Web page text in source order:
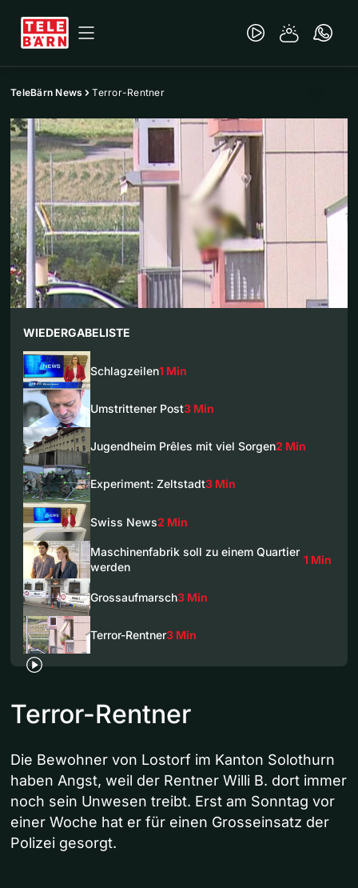
TeleBärn News Terror-Rentner
WIEDERGABELISTE
Schlagzeilen1 Min
Umstrittener Post3 Min
Jugendheim Prêles mit viel Sorgen2 Min
Experiment: Zeltstadt3 Min
Swiss News2 Min
Maschinenfabrik soll zu einem Quartier
werden
1 Min
Grossaufmarsch3 Min
Terror-Rentner3 Min
Terror-Rentner
Die Bewohner von Lostorf im Kanton Solothurn
haben Angst, weil der Rentner Willi B. dort immer
noch sein Unwesen treibt. Erst am Sonntag vor
einer Woche hat er für einen Grosseinsatz der
Polizei gesorgt.